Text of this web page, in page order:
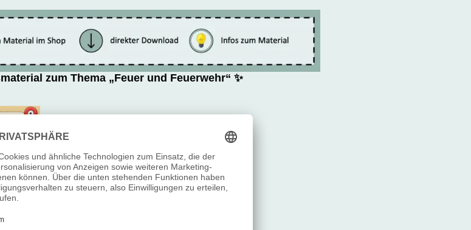
zum Thema „Feuer und Feuerwehr“ ✨